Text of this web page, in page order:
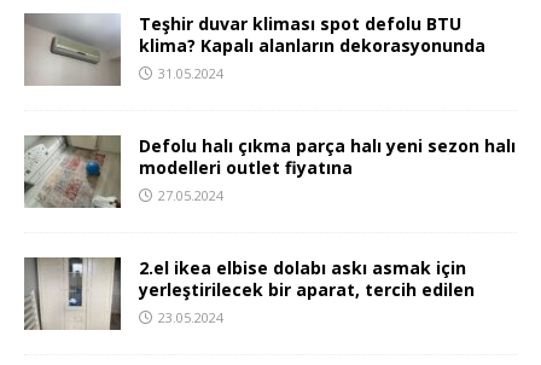
Teşhir duvar kliması spot defolu BTU
klima? Kapalı alanların dekorasyonunda
31.05.2024
Defolu halı çıkma parça halı yeni sezon halı
modelleri outlet fiyatına
27.05.2024
2.el ikea elbise dolabı askı asmak için
yerleştirilecek bir aparat, tercih edilen
23.05.2024